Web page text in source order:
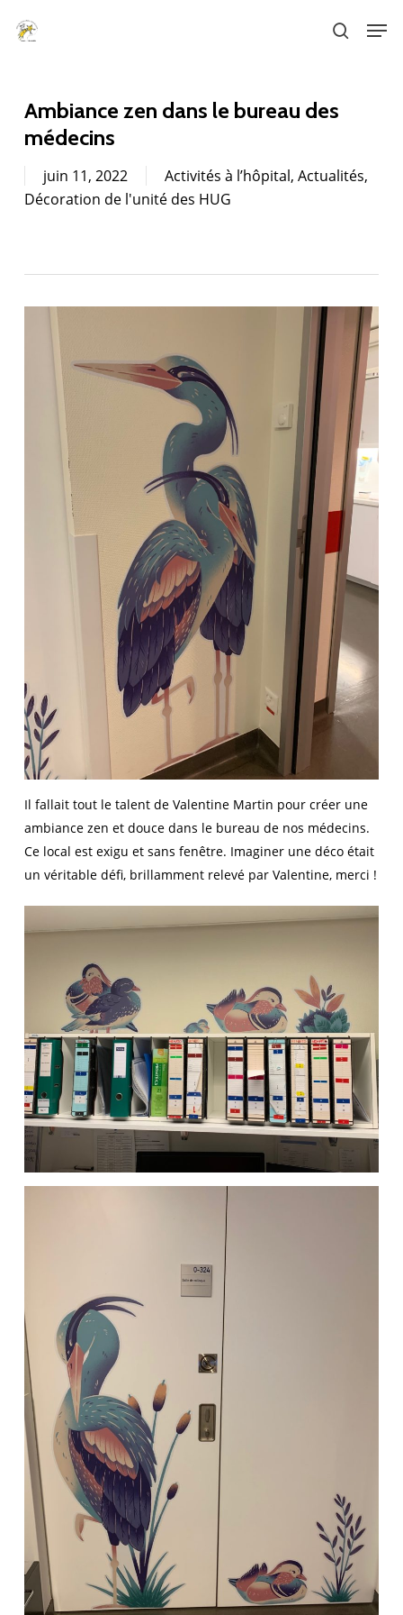
search
Ambiance zen dans le bureau des
médecins
juin 11, 2022 Activités à l’hôpital, Actualités,
Décoration de l'unité des HUG
Il fallait tout le talent de Valentine Martin pour créer une
ambiance zen et douce dans le bureau de nos médecins.
Ce local est exigu et sans fenêtre. Imaginer une déco était
un véritable défi, brillamment relevé par Valentine, merci !